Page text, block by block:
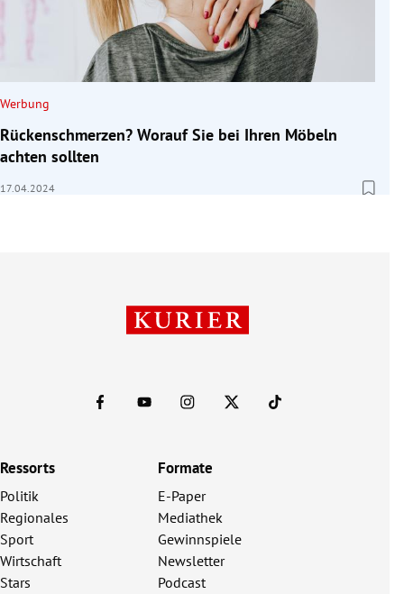
Werbung
Rückenschmerzen? Worauf Sie bei Ihren Möbeln
achten sollten
17.04.2024
Ressorts
Politik
Regionales
Sport
Wirtschaft
Stars
Formate
E-Paper
Mediathek
Gewinnspiele
Newsletter
Podcast